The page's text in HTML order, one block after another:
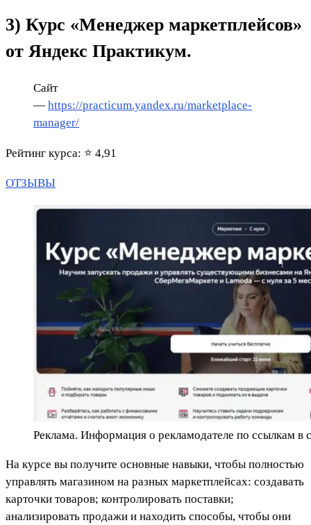
3) Курс «Менеджер маркетплейсов»
от Яндекс Практикум.
Сайт
— https://practicum.yandex.ru/marketplace-
manager/
Рейтинг курса: ⭐ 4,91
ОТЗЫВЫ
Реклама. Информация о рекламодателе по ссылкам в
На курсе вы получите основные навыки, чтобы полностью
управлять магазином на разных маркетплейсах: создавать
карточки товаров; контролировать поставки;
анализировать продажи и находить способы, чтобы они